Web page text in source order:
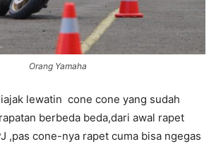
Orang Yamaha
lewatin cone cone yang sudah
berbeda beda,dari awal rapet
,pas cone-nya rapet cuma bisa ngegas